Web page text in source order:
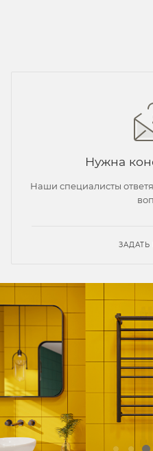
Нужна
Наши специалисты